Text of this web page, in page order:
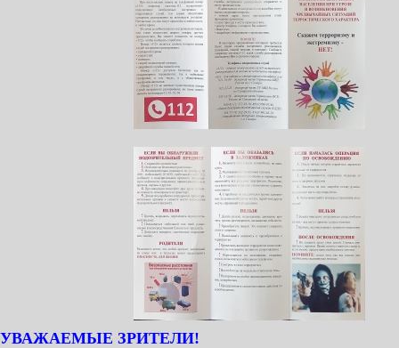
УВАЖАЕМЫЕ ЗРИТЕЛИ!